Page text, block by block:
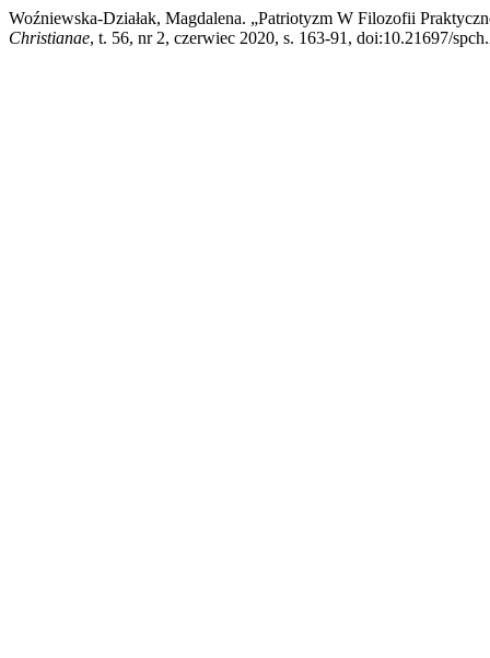
Woźniewska-Działak, Magdalena. „Patriotyzm W Filozofii
Christianae, t. 56, nr 2, czerwiec 2020, s. 163-91, doi:10.21697/